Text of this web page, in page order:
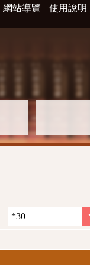
網站導覽 使用說明